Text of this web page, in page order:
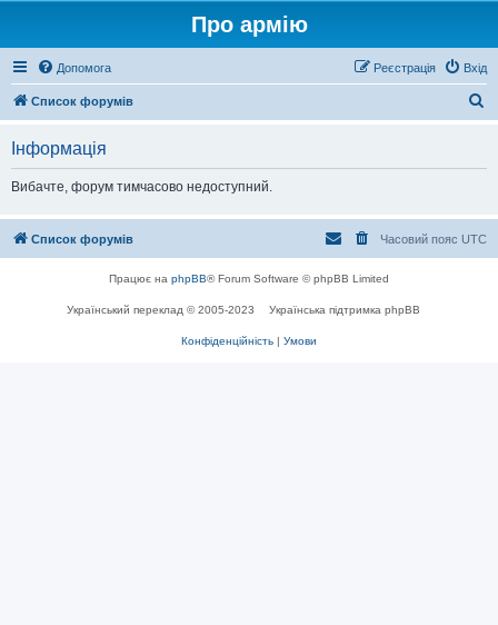
Про армію
Допомога Вхід
Реєстрація
Список форумів
Інформація
Вибачте, форум тимчасово недоступний.
Список форумів Часовий пояс UTC
Працює на phpBB® Forum Software © phpBB Limited
Український переклад © 2005-2023 Українська підтримка phpBB
Конфіденційність | Умови